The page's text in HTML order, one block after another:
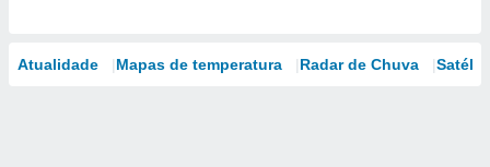
Atualidade Mapas de temperatura Radar de Chuva